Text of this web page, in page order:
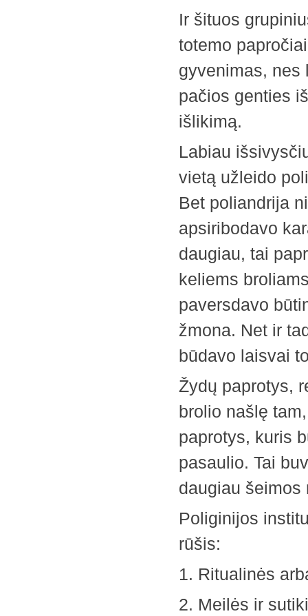
Ir šituos
totemo
gyvenimas, nes
pačios genties
išlikimą.
Labiau
vietą užleido
Bet poliandrija
apsiribodavo
daugiau, tai
keliems
paversdavo
žmona. Net ir
būdavo laisvai
Žydų paprotys,
brolio našlę
paprotys, kuris
pasaulio. Tai
daugiau
Poliginijos
rūšis:
1. Ritualinės
2. Meilės ir